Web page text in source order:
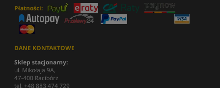
Płatności:
DANE KONTAKTOWE
Sklep stacjonarny:
ul. Mikołaja 9A,
47-400 Racibórz
tel. +48 883 474 729